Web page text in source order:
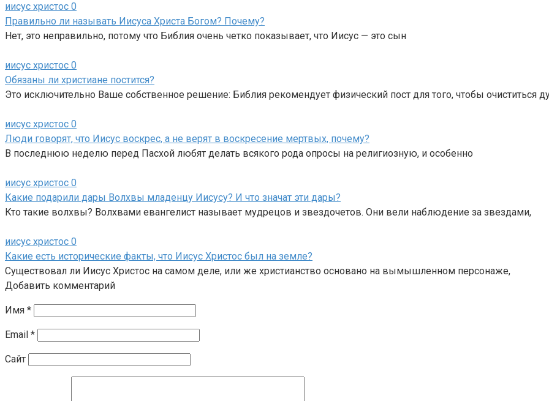
иисус христос 0
Правильно ли называть Иисуса Христа Богом? Почему?
Нет, это неправильно, потому что Библия очень четко показывает, что Иисус — это сын
иисус христос 0
Обязаны ли христиане постится?
Это исключительно Ваше собственное решение: Библия рекомендует физический пост для того, чтобы очиститься
иисус христос 0
Люди говорят, что Иисус воскрес, а не верят в воскресение мертвых, почему?
В последнюю неделю перед Пасхой любят делать всякого рода опросы на религиозную, и особенно
иисус христос 0
Какие подарили дары Волхвы младенцу Иисусу? И что значат эти дары?
Кто такие волхвы? Волхвами евангелист называет мудрецов и звездочетов. Они вели наблюдение за звездами,
иисус христос 0
Какие есть исторические факты, что Иисус Христос был на земле?
Существовал ли Иисус Христос на самом деле, или же христианство основано на вымышленном персонаже,
Добавить комментарий
Имя *
Email *
Сайт